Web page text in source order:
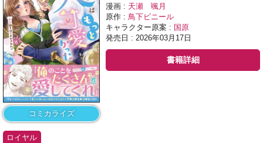
コミカライズ
漫画 : 天瀬 颯月
原作 :鳥下ビニール
キャラクター原案 : 国原
発売日 : 2026年03月17日
書籍詳細
ロイヤル